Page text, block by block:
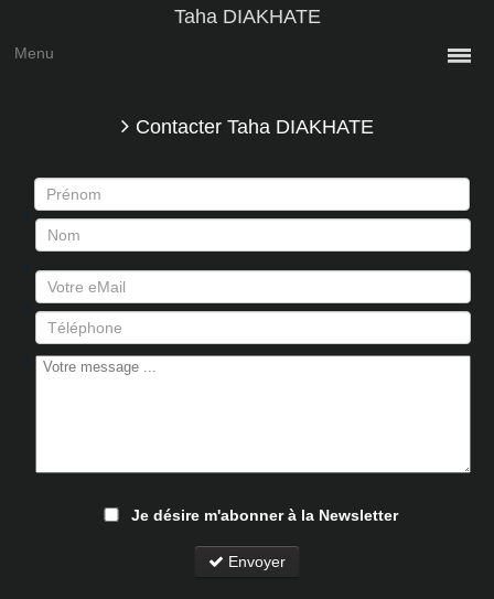
Taha DIAKHATE
Menu
Contacter Taha DIAKHATE
*
*
*
*
Je désire m'abonner à la Newsletter
Envoyer